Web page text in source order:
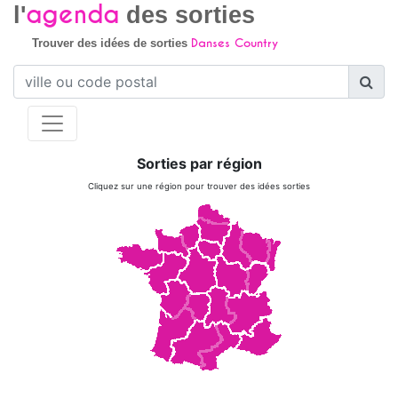
l'agenda des sorties
Trouver des idées de sorties Danses Country
Sorties par région
Cliquez sur une région pour trouver des idées sorties